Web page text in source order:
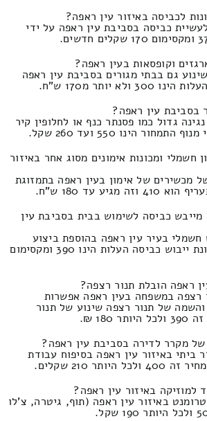
לכביסה באיזור עין ראפה?
כביסה בסביבת עין ראפה על ידי
וקופסאות בעין ראפה?
גם בבתי מגורים בסביבת עין ראפה
יותר מ170 ש"ח.
בסביבת עין ראפה?
גדול כמו פסנתר כנף או לחלופין קיר
הינו 550 ועד 260 שקל.
חשמלי ומכונות אימונים מסוג אחר באיזור
מכשירים של אימון בעין ראפה בתמזוגת
עד 180 ש"ח.
כביסה לשימוש בבית בסביבת עין
בעיר עין ראפה בהוספת ביצוע
התקנות שינוע של מכונת ייבוש כביסה העלות הינו 390 ומקסימום
ראפה הובלת תנור רצפה?
רצפה במשפחה בעין ראפה אפשרות
של תנור רצפה שינוע של תנור
₪.
מקרר לדירה בסביבת עין ראפה?
ביתי באיזור עין ראפה בסיפוח עבודת
210 שקלים.
למוזיקה באיזור עין ראפה?
באיזור עין ראפה (תוף, גיטרה, צ'לו